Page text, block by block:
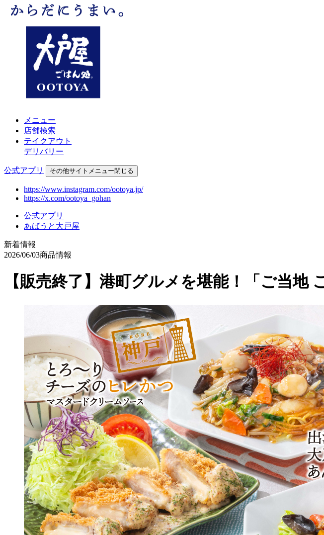
メニュー
店舗検索
テイクアウト
デリバリー
公式アプリ その他サイトメニュー閉じる
https://www.instagram.com/ootoya.jp/
https://x.com/ootoya_gohan
公式アプリ
あばうと大戸屋
新着情報
2026/06/03商品情報
【販売終了】港町グルメを堪能！「ご当地